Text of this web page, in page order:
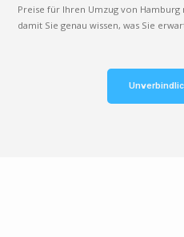
Preise für Ihren Umzug von Hamburg
damit Sie genau wissen, was Sie